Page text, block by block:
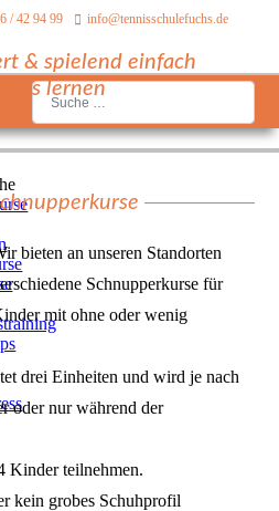
/ 42 94 99 info@tennisschulefuchs.de
& spielend einfach
lernen
Suchen
bieten an unseren Standorten
Schnupperkurse für
mit ohne oder wenig
drei Einheiten und wird je nach
oder nur während der
Kinder teilnehmen.
kein grobes Schuhprofil